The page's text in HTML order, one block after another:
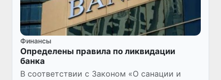
Финансы
Определены правила по ликвидации
банка
В соответствии с Законом «О санации и